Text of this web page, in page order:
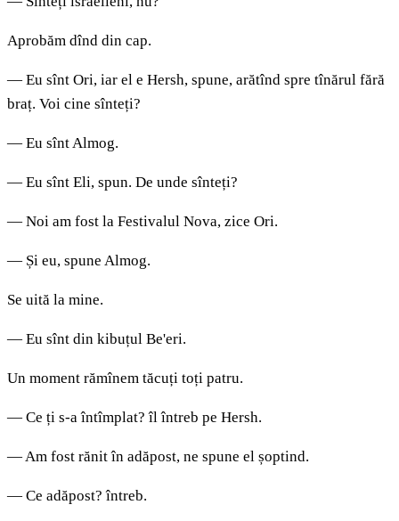
Aprobăm dînd din cap.
— Eu sînt Ori, iar el e Hersh, spune, arătînd spre tînărul fără
braț. Voi cine sînteți?
— Eu sînt Almog.
— Eu sînt Eli, spun. De unde sînteți?
— Noi am fost la Festivalul Nova, zice Ori.
— Și eu, spune Almog.
Se uită la mine.
— Eu sînt din kibuțul Be'eri.
Un moment rămînem tăcuți toți patru.
— Ce ți s-a întîmplat? îl întreb pe Hersh.
— Am fost rănit în adăpost, ne spune el șoptind.
— Ce adăpost? întreb.